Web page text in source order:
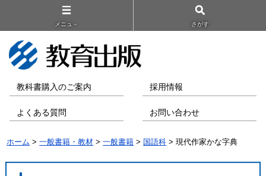
メニュ－ さがす
教科書購入のご案内 採用情報
よくある質問 お問い合わせ
ホーム >一般書籍・教材 >一般書籍 > 国語科 > 現代作家かな字典